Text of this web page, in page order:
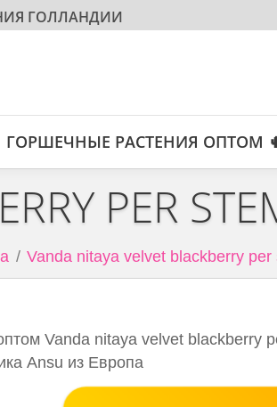
ГОЛЛАНДИИ
ГОРШЕЧНЫЕ РАСТЕНИЯ ОПТОМ
PER
Vanda nitaya velvet blackberry per
Vanda nitaya velvet blackberry
Ansu из Европа